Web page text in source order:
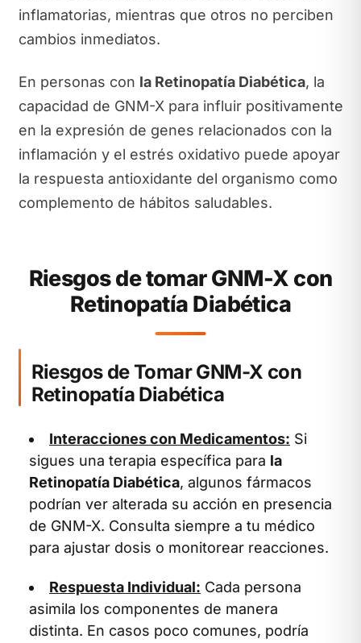
inflamatorias, mientras que otros no perciben
cambios inmediatos.
En personas con la Retinopatía Diabética, la
capacidad de GNM-X para influir positivamente
en la expresión de genes relacionados con la
inflamación y el estrés oxidativo puede apoyar
la respuesta antioxidante del organismo como
complemento de hábitos saludables.
Riesgos de tomar GNM-X con
Retinopatía Diabética
Riesgos de Tomar GNM-X con
Retinopatía Diabética
Interacciones con Medicamentos: Si
sigues una terapia específica para la
Retinopatía Diabética, algunos fármacos
podrían ver alterada su acción en presencia
de GNM-X. Consulta siempre a tu médico
para ajustar dosis o monitorear reacciones.
Respuesta Individual: Cada persona
asimila los componentes de manera
distinta. En casos poco comunes, podría